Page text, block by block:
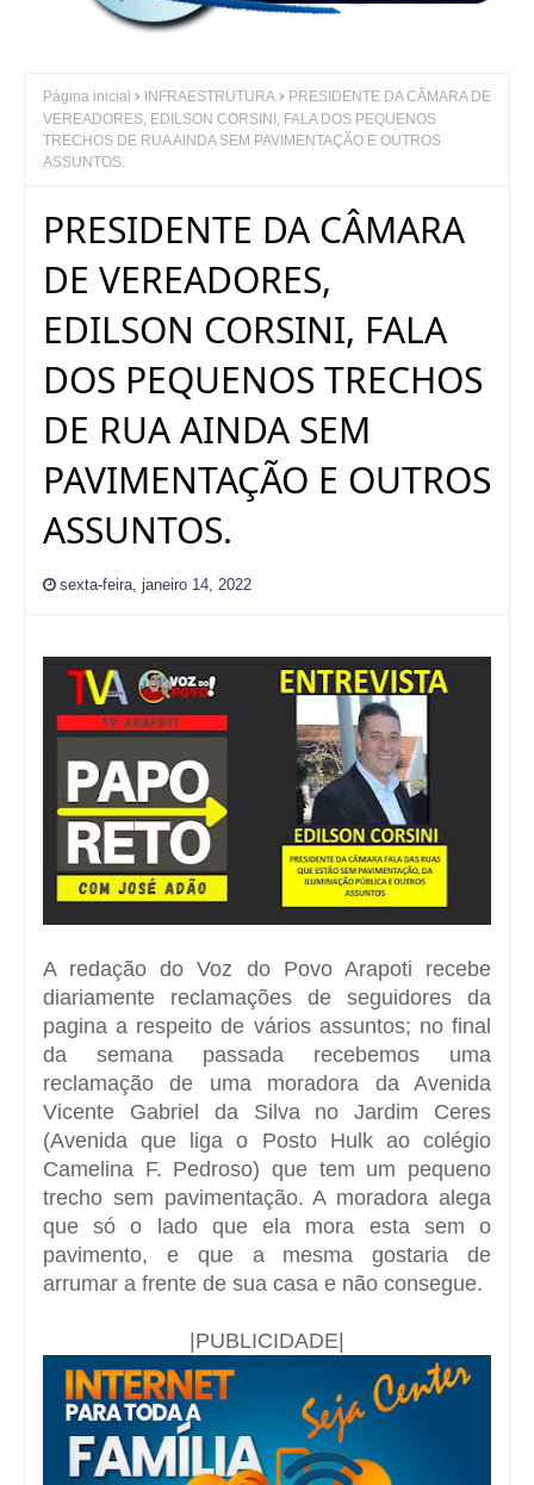
Página inicial INFRAESTRUTURA
PRESIDENTE DA CÂMARA DE
VEREADORES, EDILSON CORSINI, FALA DOS PEQUENOS
TRECHOS DE RUA AINDA SEM PAVIMENTAÇÃO E OUTROS
ASSUNTOS.
PRESIDENTE DA CÂMARA
DE VEREADORES,
EDILSON CORSINI, FALA
DOS PEQUENOS TRECHOS
DE RUA AINDA SEM
PAVIMENTAÇÃO E OUTROS
ASSUNTOS.
sexta-feira, janeiro 14, 2022
A redação do Voz do Povo Arapoti recebe
diariamente reclamações de seguidores da
pagina a respeito de vários assuntos; no final
da semana passada recebemos uma
reclamação de uma moradora da Avenida
Vicente Gabriel da Silva no Jardim Ceres
(Avenida que liga o Posto Hulk ao colégio
Camelina F. Pedroso) que tem um pequeno
trecho sem pavimentação. A moradora alega
que só o lado que ela mora esta sem o
pavimento, e que a mesma gostaria de
arrumar a frente de sua casa e não consegue.
|PUBLICIDADE|